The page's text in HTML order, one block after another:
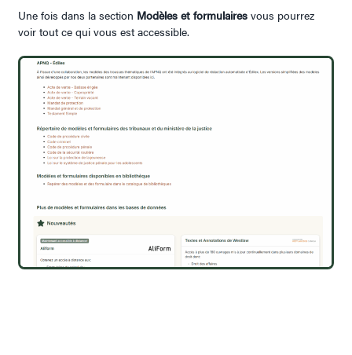
Une fois dans la section Modèles et formulaires vous pourrez
voir tout ce qui vous est accessible.